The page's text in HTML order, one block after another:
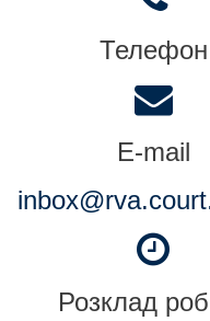
Телефон
E-mail
Розклад